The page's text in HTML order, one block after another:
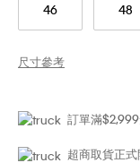
46 48
尺寸參考
訂單滿
超商取貨正式